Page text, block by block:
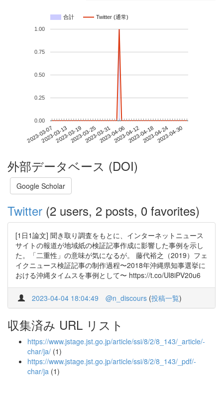
合計 Twitter (通常)
2023-03-072023-03-132023-03-192023-03-252023-03-312023-04-062023-04-122023-04-182023-04-242023-04-30
0.00
0.25
0.50
0.75
1.00
外部データベース (DOI)
Google Scholar
Twitter (2 users, 2 posts, 0 favorites)
[1日1論文] 聞き取り調査をもとに、インターネットニュース
サイトの報道が地域紙の検証記事作成に影響した事例を示し
た。「二重性」の意味が気になるが。 藤代裕之（2019）フェ
イクニュース検証記事の制作過程〜2018年沖縄県知事選挙に
おける沖縄タイムスを事例として〜 https://t.co/Ul8iPV20u6
2023-04-04 18:04:49 @n_discours (投稿一覧)
収集済み URL リスト
https://www.jstage.jst.go.jp/article/ssi/8/2/8_143/_article/-
char/ja/ (1)
https://www.jstage.jst.go.jp/article/ssi/8/2/8_143/_pdf/-
char/ja (1)